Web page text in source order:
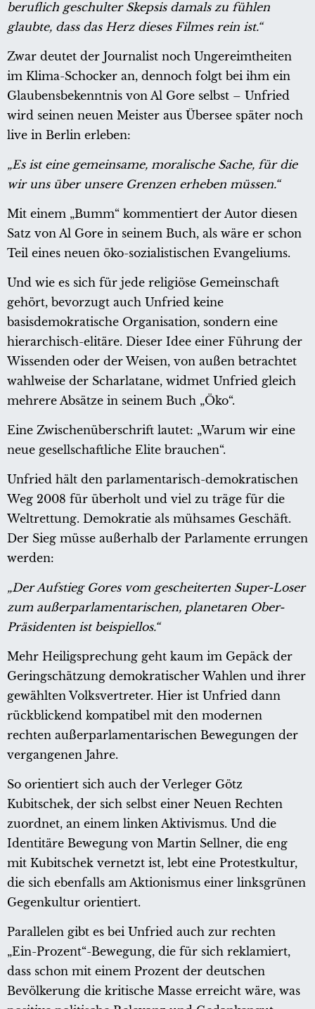
beruflich geschulter Skepsis damals zu fühlen
glaubte, dass das Herz dieses Filmes rein ist.“
Zwar deutet der Journalist noch Ungereimtheiten
im Klima-Schocker an, dennoch folgt bei ihm ein
Glaubensbekenntnis von Al Gore selbst – Unfried
wird seinen neuen Meister aus Übersee später noch
live in Berlin erleben:
„Es ist eine gemeinsame, moralische Sache, für die
wir uns über unsere Grenzen erheben müssen.“
Mit einem „Bumm“ kommentiert der Autor diesen
Satz von Al Gore in seinem Buch, als wäre er schon
Teil eines neuen öko-sozialistischen Evangeliums.
Und wie es sich für jede religiöse Gemeinschaft
gehört, bevorzugt auch Unfried keine
basisdemokratische Organisation, sondern eine
hierarchisch-elitäre. Dieser Idee einer Führung der
Wissenden oder der Weisen, von außen betrachtet
wahlweise der Scharlatane, widmet Unfried gleich
mehrere Absätze in seinem Buch „Öko“.
Eine Zwischenüberschrift lautet: „Warum wir eine
neue gesellschaftliche Elite brauchen“.
Unfried hält den parlamentarisch-demokratischen
Weg 2008 für überholt und viel zu träge für die
Weltrettung. Demokratie als mühsames Geschäft.
Der Sieg müsse außerhalb der Parlamente errungen
werden:
„Der Aufstieg Gores vom gescheiterten Super-Loser
zum außerparlamentarischen, planetaren Ober-
Präsidenten ist beispiellos.“
Mehr Heiligsprechung geht kaum im Gepäck der
Geringschätzung demokratischer Wahlen und ihrer
gewählten Volksvertreter. Hier ist Unfried dann
rückblickend kompatibel mit den modernen
rechten außerparlamentarischen Bewegungen der
vergangenen Jahre.
So orientiert sich auch der Verleger Götz
Kubitschek, der sich selbst einer Neuen Rechten
zuordnet, an einem linken Aktivismus. Und die
Identitäre Bewegung von Martin Sellner, die eng
mit Kubitschek vernetzt ist, lebt eine Protestkultur,
die sich ebenfalls am Aktionismus einer linksgrünen
Gegenkultur orientiert.
Parallelen gibt es bei Unfried auch zur rechten
„Ein-Prozent“-Bewegung, die für sich reklamiert,
dass schon mit einem Prozent der deutschen
Bevölkerung die kritische Masse erreicht wäre, was